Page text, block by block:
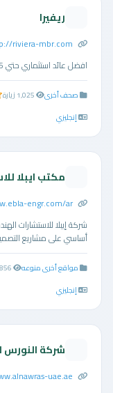
ريفيرا
http://riviera-mbr.com/
افضل عائد استثماري حتي 25% عند الاستلام بمدينة الشيخ محمد بن راشد امام برج خليفه
صحف أخرى 1,025 زيارة 0.0 من 5 نجوم
إنجليزي
مكتب ايبلا
engr.com/ar
شركة إيبلا للاستشارات
أساسي على مشاريع التصميم و
مواقع أخرى منوعه 856 زيارة
إنجليزي
شركة النورس
www.alnawras-uae.ae